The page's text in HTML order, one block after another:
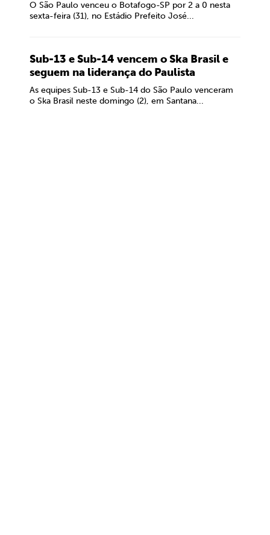
O São Paulo venceu o Botafogo-SP por 2 a 0 nesta
sexta-feira (31), no Estádio Prefeito José...
Sub-13 e Sub-14 vencem o Ska Brasil e
seguem na liderança do Paulista
As equipes Sub-13 e Sub-14 do São Paulo venceram
o Ska Brasil neste domingo (2), em Santana...